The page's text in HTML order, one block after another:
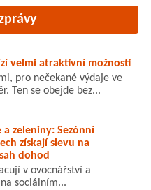
velmi atraktivní možnosti
pro nečekané výdaje ve
Ten se obejde bez...
zeleniny: Sezónní
získají slevu na
dohod
v ovocnářství a
sociálním...